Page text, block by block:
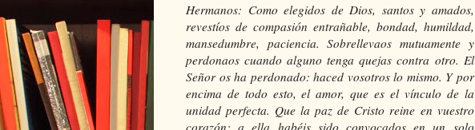
Hermanos: Como elegidos de Dios, santos y amados,
revestíos de compasión entrañable, bondad, humildad,
mansedumbre, paciencia. Sobrellevaos mutuamente y
perdonaos cuando alguno tenga quejas contra otro. El
Señor os ha perdonado: haced vosotros lo mismo. Y por
encima de todo esto, el amor, que es el vínculo de la
unidad perfecta. Que la paz de Cristo reine en vuestro
corazón: a ella habéis sido convocados en un solo